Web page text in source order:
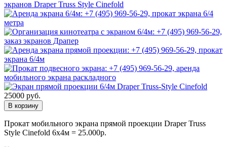
25000 руб.
В корзину
Прокат мобильного экрана прямой проекции Draper Truss
Style Cinefold 6х4м = 25.000р.